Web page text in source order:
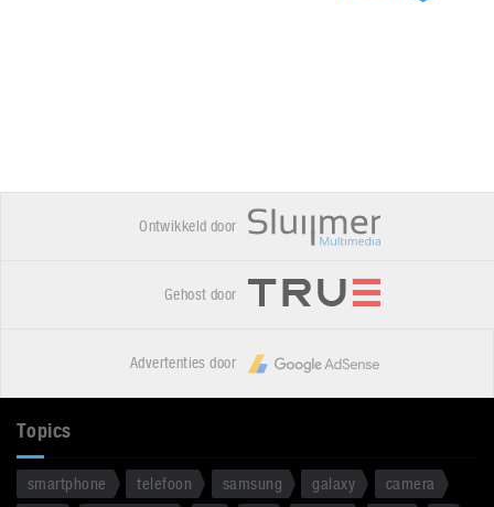
Ontwikkeld door
Gehost door
Advertenties door
Topics
smartphone telefoon samsung galaxy
camera